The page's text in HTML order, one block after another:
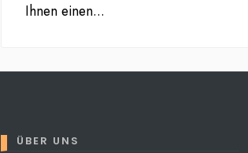
Ihnen einen...
ÜBER UNS